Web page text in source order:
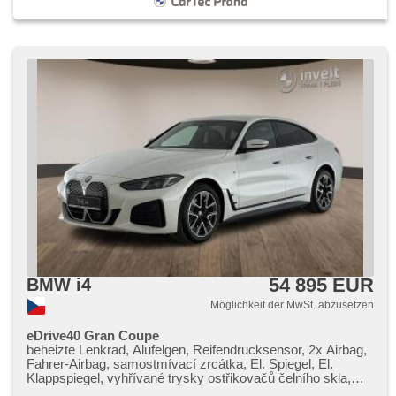
BMW i4 54 895 EUR
Möglichkeit der MwSt. abzusetzen
eDrive40 Gran Coupe
beheizte Lenkrad, Alufelgen, Reifendrucksensor, 2x Airbag,
Fahrer-Airbag, samostmívací zrcátka, El. Spiegel, El.
Klappspiegel, vyhřívané trysky ostřikovačů čelního skla,